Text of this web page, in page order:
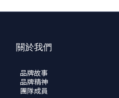
關於我們
品牌故事
品牌精神
團隊成員